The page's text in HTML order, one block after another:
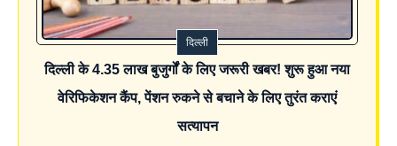
दिल्ली
दिल्ली के 4.35 लाख बुजुर्गों के लिए जरूरी खबर! शुरू हुआ नया
वेरिफिकेशन कैंप, पेंशन रुकने से बचाने के लिए तुरंत कराएं
सत्यापन